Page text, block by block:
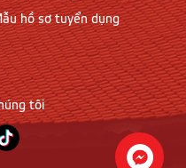
hồ sơ tuyển dụng
tôi